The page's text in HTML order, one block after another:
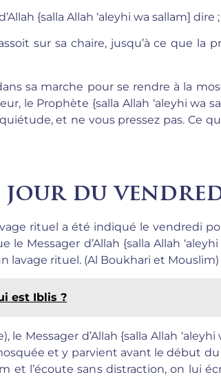
{salla Allah ‘aleyhi wa sallam] dire ;
sur sa chaire, jusqu’à ce que la
sa marche pour se rendre à la
le Prophète {salla Allah ‘aleyhi wa
et ne vous pressez pas. Ce
jour du
rituel a été indiqué le vendredi
le Messager d’Allah {salla Allah
lavage rituel. (Al Boukhari et Mouslim)
est Iblis ?
le Messager d’Allah {salla Allah
et y parvient avant le début
et l’écoute sans distraction, on lui